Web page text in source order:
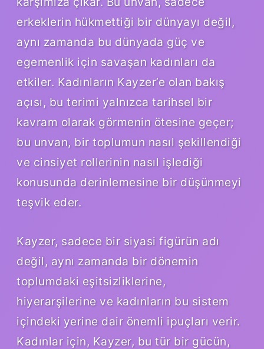
erkeklerin hükmettiği bir dünyayı değil,
aynı zamanda bu dünyada güç ve
egemenlik için savaşan kadınları da
etkiler. Kadınların Kayzer’e olan bakış
açısı, bu terimi yalnızca tarihsel bir
kavram olarak görmenin ötesine geçer;
bu unvan, bir toplumun nasıl şekillendiği
ve cinsiyet rollerinin nasıl işlediği
konusunda derinlemesine bir düşünmeyi
teşvik eder.
Kayzer, sadece bir siyasi figürün adı
değil, aynı zamanda bir dönemin
toplumdaki eşitsizliklerine,
hiyerarşilerine ve kadınların bu sistem
içindeki yerine dair önemli ipuçları verir.
Kadınlar için, Kayzer, bu tür bir gücün,